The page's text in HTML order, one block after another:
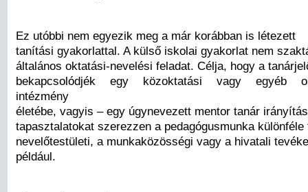
Ez utóbbi nem egyezik meg a már korábban is létezett
tanítási gyakorlattal. A külső iskolai gyakorlat nem
általános oktatási-nevelési feladat. Célja, hogy a
bekapcsolódjék egy közoktatási vagy egyéb
intézmény
életébe, vagyis – egy úgynevezett mentor tanár
tapasztalatokat szerezzen a pedagógusmunka
nevelőtestületi, a munkaközösségi vagy a hivatali
például.